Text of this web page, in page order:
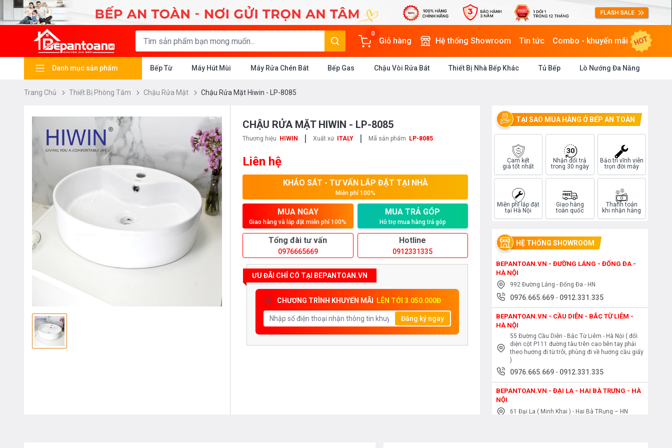
0
Giỏ hàng Hệ thống Showroom Tin tức Combo - khuyến mãi HOT
Danh mục sản phẩm Bếp Từ Máy Hút Mùi Máy Rửa Chén Bát Bếp Gas Chậu Vòi Rửa Bát Thiết Bị Nhà Bếp Khác Tủ Bếp Lò Nướng Đa Năng
Trang Chủ Thiết Bị Phòng Tắm Chậu Rửa Mặt Chậu Rửa Mặt Hiwin - LP-8085
CHẬU RỬA MẶT HIWIN - LP-8085
Thương hiệu HIWIN | Xuất xứ ITALY | Mã sản phẩm LP-8085
Liên hệ
KHẢO SÁT - TƯ VẤN LẮP ĐẶT TẠI NHÀ
Miễn phí 100%
MUA NGAY
Giao hàng và lắp đặt miễn phí 100%
MUA TRẢ GÓP
Hỗ trợ mua hàng trả góp
Tổng đài tư vấn
0976665669
Hotline
0912331335
ƯU ĐÃI CHỈ CÓ TẠI BEPANTOAN.VN
CHƯƠNG TRÌNH KHUYẾN MÃI LÊN TỚI 3.050.000Đ
Đăng ký ngay
TẠI SAO MUA HÀNG Ở BẾP AN TOÀN
Cam kết
giá tốt nhất
Nhận đổi trả
trong 30 ngày
Bảo trì vĩnh viễn
trọn đời máy
Miễn phí lắp đặt
tại Hà Nội
Giao hàng
toàn quốc
Thanh toán
khi nhận hàng
HỆ THỐNG SHOWROOM
BEPANTOAN.VN - ĐƯỜNG LÁNG - ĐỐNG ĐA -
HÀ NỘI
992 Đường Láng - Đống Đa - HN
0976.665.669 - 0912.331.335
BEPANTOAN.VN - CẦU DIỄN - BẮC TỪ LIÊM -
HÀ NỘI
55 Đường Cầu Diễn - Bắc Từ Liêm - Hà Nội ( đối
diện cột P111 đường tàu trên cao bên tay phải
theo hướng đi từ trôi, phùng đi về hướng cầu giấy
)
0976.665.669 - 0912.331.335
BEPANTOAN.VN - ĐẠI LA - HAI BÀ TRƯNG - HÀ
NỘI
61 Đại La ( Minh Khai ) - Hai Bà TRưng – HN